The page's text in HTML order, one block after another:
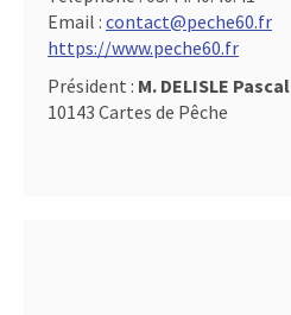
Email : contact@peche60.fr
https://www.peche60.fr
Président : M. DELISLE Pascal
10143 Cartes de Pêche